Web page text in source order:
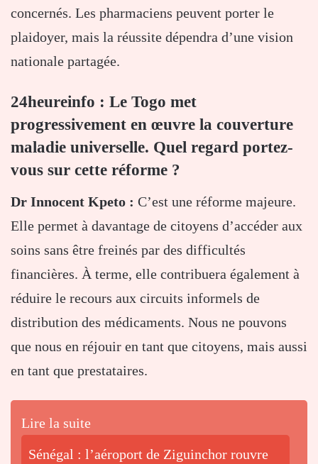
concernés. Les pharmaciens peuvent porter le
plaidoyer, mais la réussite dépendra d’une vision
nationale partagée.
24heureinfo : Le Togo met
progressivement en œuvre la couverture
maladie universelle. Quel regard portez-
vous sur cette réforme ?
Dr Innocent Kpeto : C’est une réforme majeure.
Elle permet à davantage de citoyens d’accéder aux
soins sans être freinés par des difficultés
financières. À terme, elle contribuera également à
réduire le recours aux circuits informels de
distribution des médicaments. Nous ne pouvons
que nous en réjouir en tant que citoyens, mais aussi
en tant que prestataires.
Lire la suite
Sénégal : l’aéroport de Ziguinchor rouvre